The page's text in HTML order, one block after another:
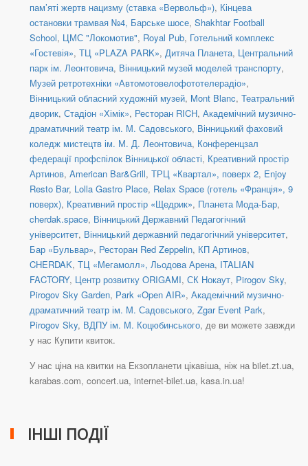
пам’яті жертв нацизму (ставка «Вервольф»), Кінцева
остановки трамвая №4, Барське шосе, Shakhtar Football
School, ЦМС "Локомотив", Royal Pub, Готельний комплекс
«Гостевія», ТЦ «PLAZA PARK», Дитяча Планета, Центральний
парк ім. Леонтовича, Вінницький музей моделей транспорту,
Музей ретротехніки «Автомотовелофототелерадіо»,
Вінницький обласний художній музей, Mont Blanc, Театральний
дворик, Стадіон «Хімік», Ресторан RICH, Академічний музично-
драматичний театр ім. М. Садовського, Вінницький фаховий
коледж мистецтв ім. М. Д. Леонтовича, Конференцзал
федерації профспілок Вінницької області, Креативний простір
Артинов, American Bar&Grill, ТРЦ «Квартал», поверх 2, Enjoy
Resto Bar, Lolla Gastro Place, Relax Space (готель «Франція», 9
поверх), Креативний простір «Щедрик», Планета Мода-Бар,
cherdak.space, Вінницький Державний Педагогічний
університет, Вінницький державний педагогічний університет,
Бар «Бульвар», Ресторан Red Zeppelin, КП Артинов,
CHERDAK, ТЦ «Мегамолл», Льодова Арена, ITALIAN
FACTORY, Центр розвитку ORIGAMI, СК Нокаут, Pirogov Sky,
Pirogov Sky Garden, Park «Open AIR», Академічний музично-
драматичний театр ім. М. Садовського, Zgar Event Park,
Pirogov Sky, ВДПУ ім. М. Коцюбинського, де ви можете завжди
у нас Купити квиток.
У нас ціна на квитки на Екзопланети цікавіша, ніж на bilet.zt.ua,
karabas.com, concert.ua, internet-bilet.ua, kasa.in.ua!
ІНШІ ПОДІЇ